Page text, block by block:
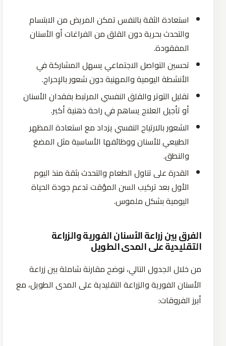
استعادة الثقة بالنفس تمكن المريض من الابتسام
والتحدث بحرية دون القلق من الفراغات أو الأسنان
المفقودة.
تحسين التواصل الاجتماعي يسهل المشاركة في
الأنشطة اليومية والمهنية دون شعور بالإحراج.
تقليل التوتر والقلق النفسي المرتبط بفقدان الأسنان
أو تأجيل العلاج يساهم في راحة ذهنية أكبر.
الشعور بالارتياح النفسي يزداد مع استعادة المظهر
الطبيعي للأسنان ووظائفها الأساسية مثل المضغ
والنطق.
القدرة على تناول الطعام والتحدث بثقة منذ اليوم
الأول بعد تركيب السن المؤقت تدعم جودة الحياة
اليومية بشكل ملموس.
الفرق بين زراعة الأسنان الفورية والزراعة
التقليدية على المدى الطويل
من خلال الجدول التالي، نوضح مقارنة شاملة بين زراعة
الأسنان الفورية والزراعة التقليدية على المدى الطويل، مع
أبرز الفروقات: